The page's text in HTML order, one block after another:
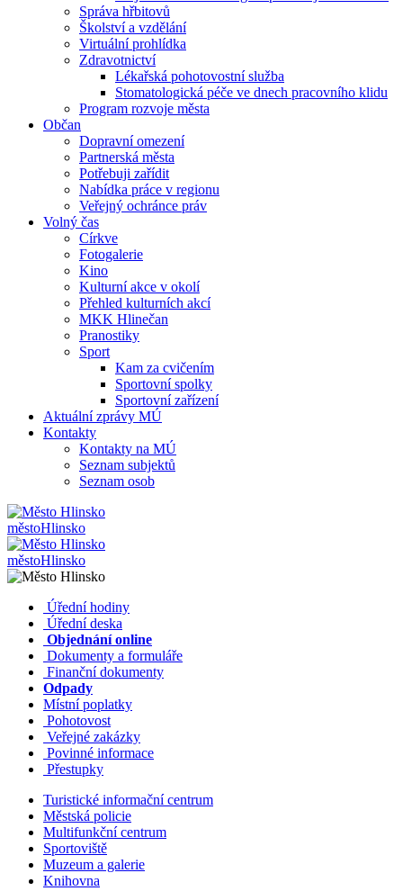
Správa hřbitovů
Školství a vzdělání
Virtuální prohlídka
Zdravotnictví
Lékařská pohotovostní služba
Stomatologická péče ve dnech pracovního klidu
Program rozvoje města
Občan
Dopravní omezení
Partnerská města
Potřebuji zařídit
Nabídka práce v regionu
Veřejný ochránce práv
Volný čas
Církve
Fotogalerie
Kino
Kulturní akce v okolí
Přehled kulturních akcí
MKK Hlinečan
Pranostiky
Sport
Kam za cvičením
Sportovní spolky
Sportovní zařízení
Aktuální zprávy MÚ
Kontakty
Kontakty na MÚ
Seznam subjektů
Seznam osob
městoHlinsko
městoHlinsko
Úřední hodiny
Úřední deska
Objednání online
Dokumenty a formuláře
Finanční dokumenty
Odpady
Místní poplatky
Pohotovost
Veřejné zakázky
Povinné informace
Přestupky
Turistické informační centrum
Městská policie
Multifunkční centrum
Sportoviště
Muzeum a galerie
Knihovna